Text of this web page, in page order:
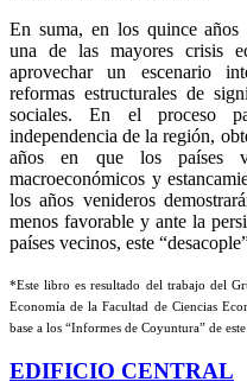
En suma, en los quince años
una de las mayores crisis
aprovechar un escenario
reformas estructurales de
sociales. En el proceso
independencia de la región,
años en que los países
macroeconómicos y
los años venideros
menos favorable y ante la
países vecinos, este
*Este libro es resultado del trabajo del
Economía de la Facultad de Ciencias
base a los “Informes de Coyuntura” de
EDIFICIO CENTRAL